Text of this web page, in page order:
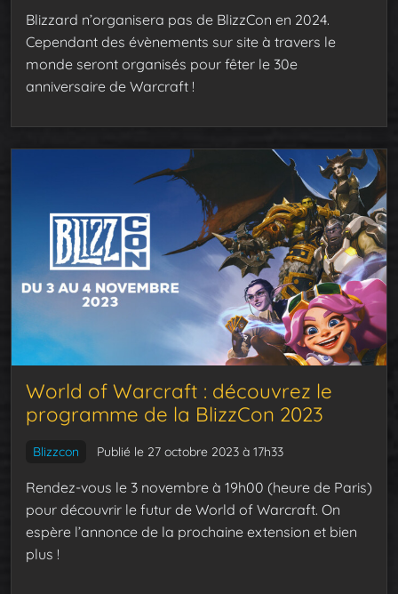
Blizzard n’organisera pas de BlizzCon en 2024.
Cependant des évènements sur site à travers le
monde seront organisés pour fêter le 30e
anniversaire de Warcraft !
World of Warcraft : découvrez le
programme de la BlizzCon 2023
Blizzcon Publié le 27 octobre 2023 à 17h33
Rendez-vous le 3 novembre à 19h00 (heure de Paris)
pour découvrir le futur de World of Warcraft. On
espère l’annonce de la prochaine extension et bien
plus !